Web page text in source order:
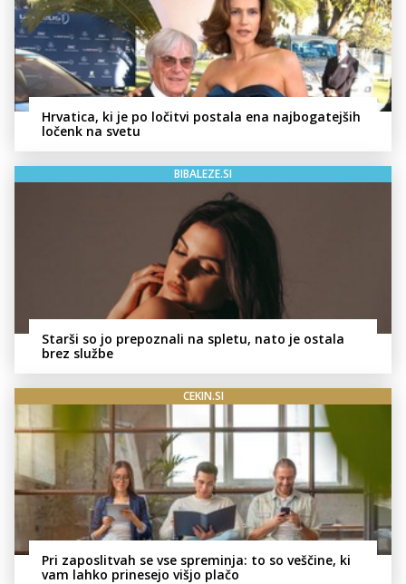
Hrvatica, ki je po ločitvi postala ena najbogatejših
ločenk na svetu
BIBALEZE.SI
Starši so jo prepoznali na spletu, nato je ostala
brez službe
CEKIN.SI
Pri zaposlitvah se vse spreminja: to so veščine, ki
vam lahko prinesejo višjo plačo